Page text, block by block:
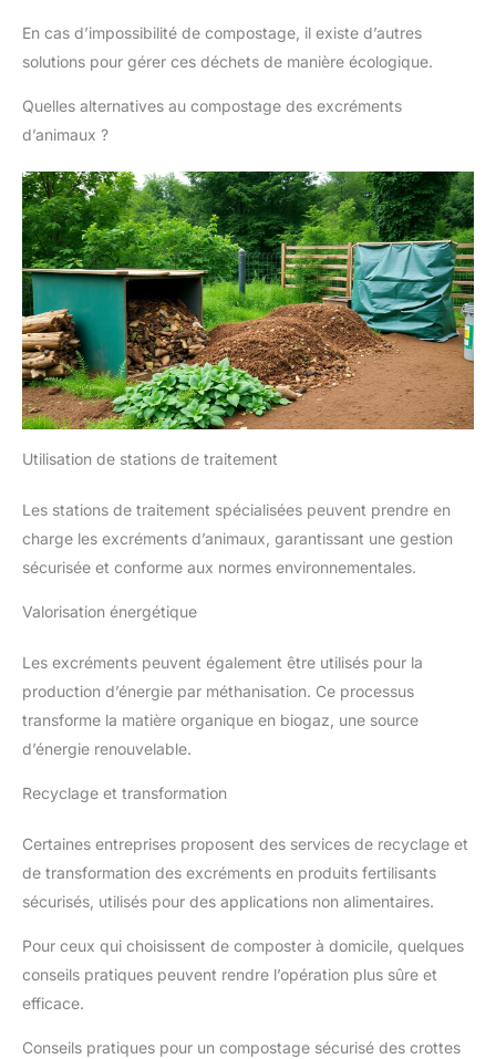
En cas d’impossibilité de compostage, il existe d’autres
solutions pour gérer ces déchets de manière écologique.
Quelles alternatives au compostage des excréments
d’animaux ?
Utilisation de stations de traitement
Les stations de traitement spécialisées peuvent prendre en
charge les excréments d’animaux, garantissant une gestion
sécurisée et conforme aux normes environnementales.
Valorisation énergétique
Les excréments peuvent également être utilisés pour la
production d’énergie par méthanisation. Ce processus
transforme la matière organique en biogaz, une source
d’énergie renouvelable.
Recyclage et transformation
Certaines entreprises proposent des services de recyclage et
de transformation des excréments en produits fertilisants
sécurisés, utilisés pour des applications non alimentaires.
Pour ceux qui choisissent de composter à domicile, quelques
conseils pratiques peuvent rendre l’opération plus sûre et
efficace.
Conseils pratiques pour un compostage sécurisé des crottes